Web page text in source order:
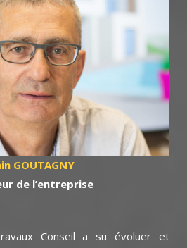
GOUTAGNY
de l’entreprise
Conseil a su évoluer et